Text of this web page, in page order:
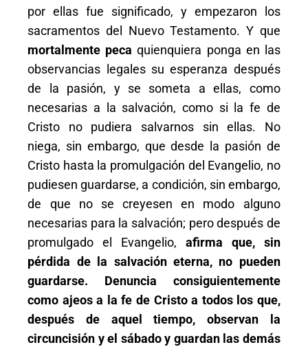
por ellas fue significado, y empezaron los
sacramentos del Nuevo Testamento. Y que
mortalmente peca quienquiera ponga en las
observancias legales su esperanza después
de la pasión, y se someta a ellas, como
necesarias a la salvación, como si la fe de
Cristo no pudiera salvarnos sin ellas. No
niega, sin embargo, que desde la pasión de
Cristo hasta la promulgación del Evangelio, no
pudiesen guardarse, a condición, sin embargo,
de que no se creyesen en modo alguno
necesarias para la salvación; pero después de
promulgado el Evangelio, afirma que, sin
pérdida de la salvación eterna, no pueden
guardarse. Denuncia consiguientemente
como ajeos a la fe de Cristo a todos los que,
después de aquel tiempo, observan la
circuncisión y el sábado y guardan las demás